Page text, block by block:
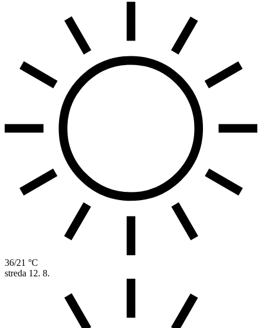
36/21 °C
streda 12. 8.